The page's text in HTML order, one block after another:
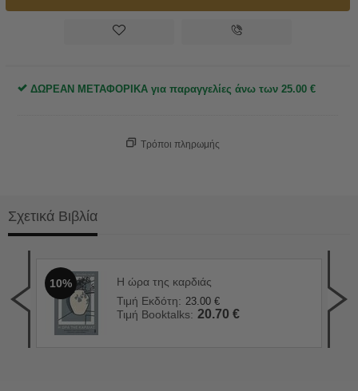
ΔΩΡΕΑΝ ΜΕΤΑΦΟΡΙΚΑ για παραγγελίες άνω των 25.00 €
Τρόποι πληρωμής
Σχετικά Βιβλία
10%
Η ώρα της καρδιάς
Τιμή Εκδότη: 23.00 €
Τιμή Booktalks: 20.70 €